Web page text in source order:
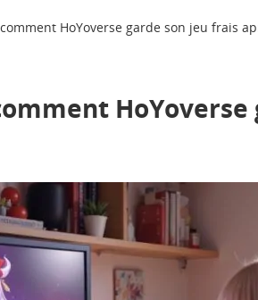
HoYoverse garde son jeu frais